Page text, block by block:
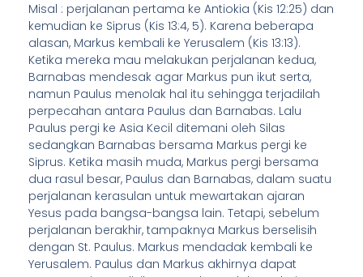
Misal : perjalanan pertama ke Antiokia (Kis 12:25) dan
kemudian ke Siprus (Kis 13:4, 5). Karena beberapa
alasan, Markus kembali ke Yerusalem (Kis 13:13).
Ketika mereka mau melakukan perjalanan kedua,
Barnabas mendesak agar Markus pun ikut serta,
namun Paulus menolak hal itu sehingga terjadilah
perpecahan antara Paulus dan Barnabas. Lalu
Paulus pergi ke Asia Kecil ditemani oleh Silas
sedangkan Barnabas bersama Markus pergi ke
Siprus. Ketika masih muda, Markus pergi bersama
dua rasul besar, Paulus dan Barnabas, dalam suatu
perjalanan kerasulan untuk mewartakan ajaran
Yesus pada bangsa-bangsa lain. Tetapi, sebelum
perjalanan berakhir, tampaknya Markus berselisih
dengan St. Paulus. Markus mendadak kembali ke
Yerusalem. Paulus dan Markus akhirnya dapat